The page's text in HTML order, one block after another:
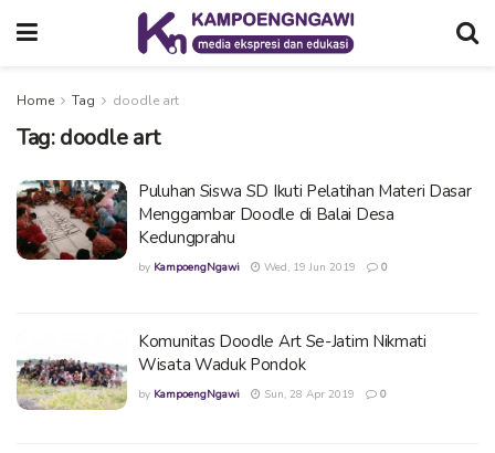
Home Tag doodle art
Tag:doodle art
Puluhan Siswa SD Ikuti Pelatihan Materi Dasar
Menggambar Doodle di Balai Desa
Kedungprahu
by KampoengNgawi Wed, 19 Jun 2019 0
Komunitas Doodle Art Se-Jatim Nikmati
Wisata Waduk Pondok
by KampoengNgawi Sun, 28 Apr 2019 0